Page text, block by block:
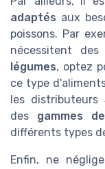
adaptés aux
poissons. Par
nécessitent des
légumes, optez
ce type
les distributeurs
des gammes
différents types
Enfin, ne